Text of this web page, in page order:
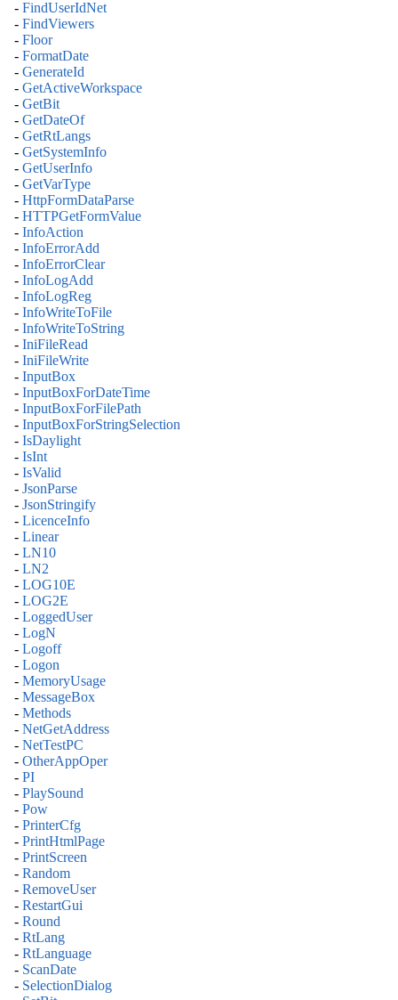
- FindUserIdNet
- FindViewers
- Floor
- FormatDate
- GenerateId
- GetActiveWorkspace
- GetBit
- GetDateOf
- GetRtLangs
- GetSystemInfo
- GetUserInfo
- GetVarType
- HttpFormDataParse
- HTTPGetFormValue
- InfoAction
- InfoErrorAdd
- InfoErrorClear
- InfoLogAdd
- InfoLogReg
- InfoWriteToFile
- InfoWriteToString
- IniFileRead
- IniFileWrite
- InputBox
- InputBoxForDateTime
- InputBoxForFilePath
- InputBoxForStringSelection
- IsDaylight
- IsInt
- IsValid
- JsonParse
- JsonStringify
- LicenceInfo
- Linear
- LN10
- LN2
- LOG10E
- LOG2E
- LoggedUser
- LogN
- Logoff
- Logon
- MemoryUsage
- MessageBox
- Methods
- NetGetAddress
- NetTestPC
- OtherAppOper
- PI
- PlaySound
- Pow
- PrinterCfg
- PrintHtmlPage
- PrintScreen
- Random
- RemoveUser
- RestartGui
- Round
- RtLang
- RtLanguage
- ScanDate
- SelectionDialog